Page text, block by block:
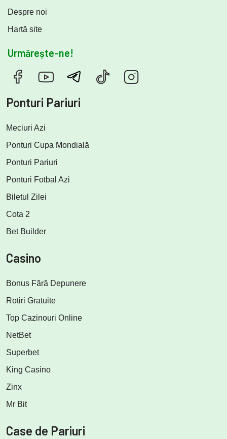
Despre noi
Hartă site
Urmărește-ne!
Ponturi Pariuri
Meciuri Azi
Ponturi Cupa Mondială
Ponturi Pariuri
Ponturi Fotbal Azi
Biletul Zilei
Cota 2
Bet Builder
Casino
Bonus Fără Depunere
Rotiri Gratuite
Top Cazinouri Online
NetBet
Superbet
King Casino
Zinx
Mr Bit
Case de Pariuri